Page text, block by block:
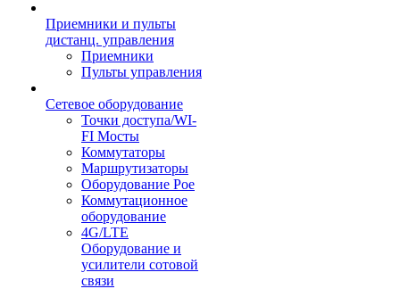
Приемники и пульты
дистанц. управления
Приемники
Пульты управления
Сетевое оборудование
Точки доступа/WI-
FI Мосты
Коммутаторы
Маршрутизаторы
Оборудование Poe
Коммутационное
оборудование
4G/LTE
Оборудование и
усилители сотовой
связи